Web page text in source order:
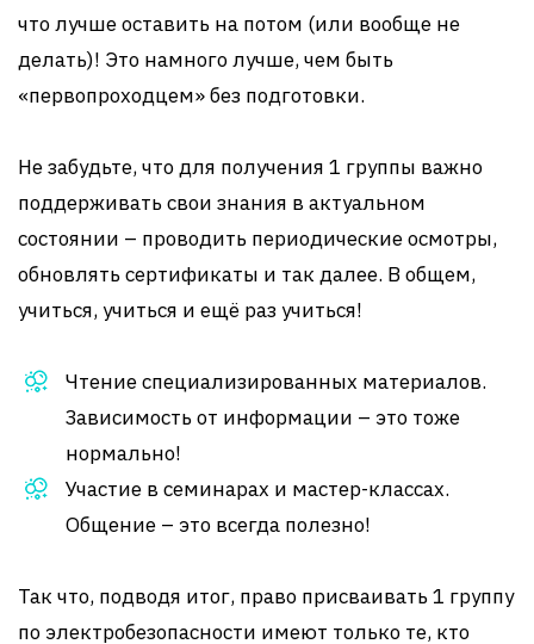
что лучше оставить на потом (или вообще не
делать)! Это намного лучше, чем быть
«первопроходцем» без подготовки.
Не забудьте, что для получения 1 группы важно
поддерживать свои знания в актуальном
состоянии – проводить периодические осмотры,
обновлять сертификаты и так далее. В общем,
учиться, учиться и ещё раз учиться!
Чтение специализированных материалов.
Зависимость от информации – это тоже
нормально!
Участие в семинарах и мастер-классах.
Общение – это всегда полезно!
Так что, подводя итог, право присваивать 1 группу
по электробезопасности имеют только те, кто